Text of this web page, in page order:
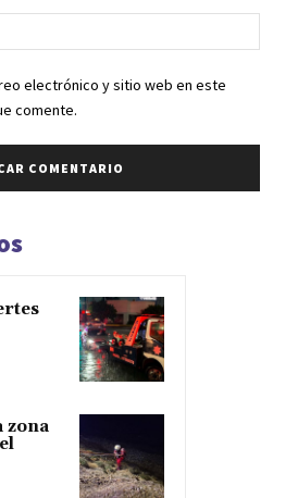
web:
electrónico y sitio web en este
comente.
zona